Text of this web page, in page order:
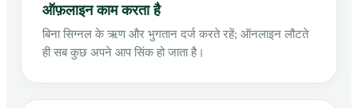
ऑफ़लाइन काम करता है
बिना सिग्नल के ऋण और भुगतान दर्ज करते रहें; ऑनलाइन लौटते
ही सब कुछ अपने आप सिंक हो जाता है।